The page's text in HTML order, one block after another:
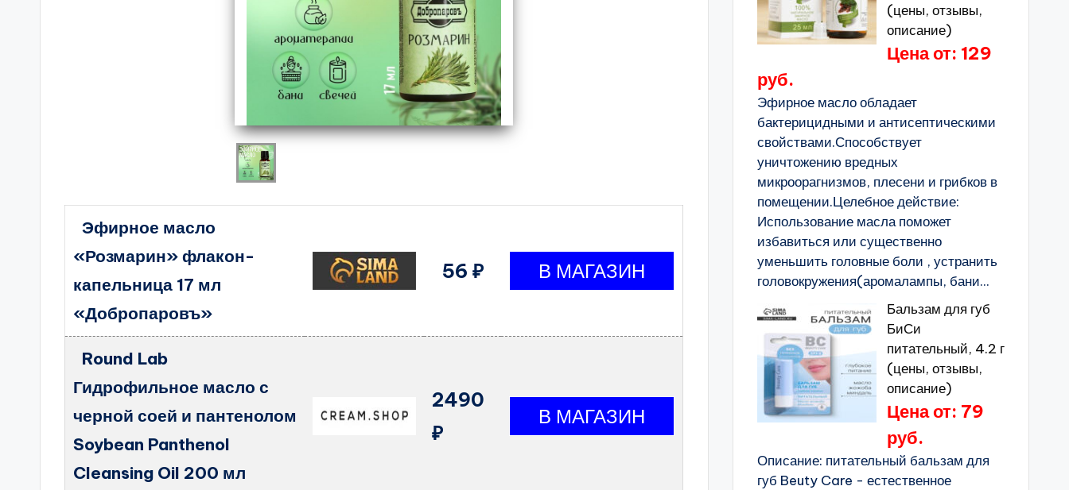
Эфирное масло
«Розмарин» флакон-
капельница 17 мл
«Добропаровъ»
56 ₽
Round Lab
Гидрофильное масло с
черной соей и пантенолом
Soybean Panthenol
Cleansing Oil 200 мл
2490
₽
(цены, отзывы,
описание)
Цена от: 129
руб.
Эфирное масло обладает
бактерицидными и антисептическими
свойствами.Способствует
уничтожению вредных
микроорагнизмов, плесени и грибков в
помещении.Целебное действие:
Использование масла поможет
избавиться или существенно
уменьшить головные боли , устранить
головокружения(аромалампы, бани...
Бальзам для губ
БиСи
питательный, 4.2 г
(цены, отзывы,
описание)
Цена от: 79
руб.
Описание: питательный бальзам для
губ Beuty Care - естественное